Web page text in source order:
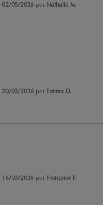
02/05/2026 par Nathalie M.
20/03/2026 par Fatima D.
16/03/2026 par Françoise F.